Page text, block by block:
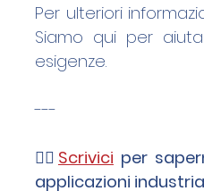
Per ulteriori
Siamo qui per
esigenze.
---
👉🏻 Scrivici per
applicazioni